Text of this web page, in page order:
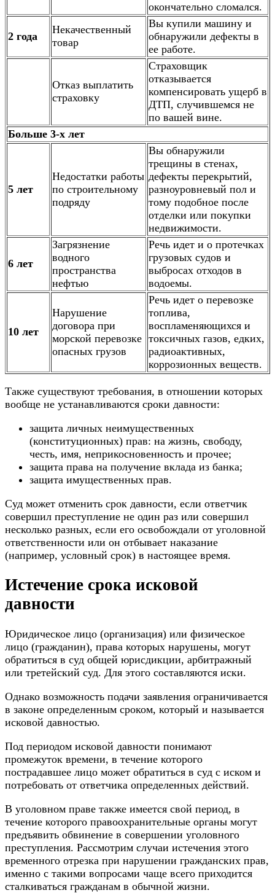
окончательно сломался.
2 года
Некачественный
товар
Вы купили машину и
обнаружили дефекты в
ее работе.
Отказ выплатить
страховку
Страховщик
отказывается
компенсировать ущерб в
ДТП, случившемся не
по вашей вине.
Больше 3-х лет
5 лет
Недостатки работы
по строительному
подряду
Вы обнаружили
трещины в стенах,
дефекты перекрытий,
разноуровневый пол и
тому подобное после
отделки или покупки
недвижимости.
6 лет
Загрязнение
водного
пространства
нефтью
Речь идет и о протечках
грузовых судов и
выбросах отходов в
водоемы.
10 лет
Нарушение
договора при
морской перевозке
опасных грузов
Речь идет о перевозке
топлива,
воспламеняющихся и
токсичных газов, едких,
радиоактивных,
коррозионных веществ.
Также существуют требования, в отношении которых
вообще не устанавливаются сроки давности:
защита личных неимущественных
(конституционных) прав: на жизнь, свободу,
честь, имя, неприкосновенность и прочее;
защита права на получение вклада из банка;
защита имущественных прав.
Суд может отменить срок давности, если ответчик
совершил преступление не один раз или совершил
несколько разных, если его освобождали от уголовной
ответственности или он отбывает наказание
(например, условный срок) в настоящее время.
Истечение срока исковой
давности
Юридическое лицо (организация) или физическое
лицо (гражданин), права которых нарушены, могут
обратиться в суд общей юрисдикции, арбитражный
или третейский суд. Для этого составляются иски.
Однако возможность подачи заявления ограничивается
в законе определенным сроком, который и называется
исковой давностью.
Под периодом исковой давности понимают
промежуток времени, в течение которого
пострадавшее лицо может обратиться в суд с иском и
потребовать от ответчика определенных действий.
В уголовном праве также имеется свой период, в
течение которого правоохранительные органы могут
предъявить обвинение в совершении уголовного
преступления. Рассмотрим случаи истечения этого
временного отрезка при нарушении гражданских прав,
именно с такими вопросами чаще всего приходится
сталкиваться гражданам в обычной жизни.